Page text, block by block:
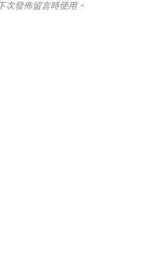
次發佈留言時使用。